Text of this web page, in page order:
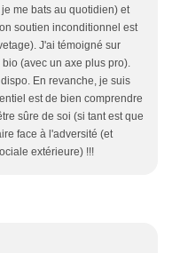
me bats au quotidien) et
soutien inconditionnel est
J'ai témoigné sur
(avec un axe plus pro).
En revanche, je suis
est de bien comprendre
sûre de soi (si tant est que
face à l'adversité (et
extérieure) !!!